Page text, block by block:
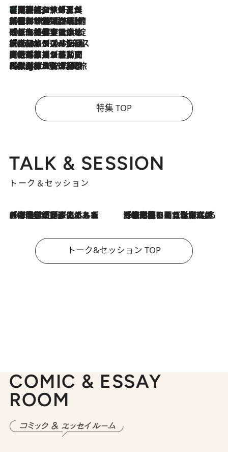
2026.8.7
【厳選旅コスメ】「多機能アイテムがメイン！」旅好き美容エディターが選んだ夏旅ベストコスメを発表【Mサイズジップ】
2026.8.6
「荷物が増えるほど旅ストレスは増す」美容ジャーナリストがたどり着いた最終結論。“化粧品を劇的に減らす”感動の凝縮美容とは
2026.8.6
「旅先には金髪ウィッグを持参」日本と同じメイクでは損してる!? 美容ジャーナリストが提案する“掟破りの旅美容”とは
2026.8.6
【厳選旅コスメ】「身軽さ＆UV対策重視！」ヘアアーティストshucoが選んだ夏旅ベストコスメを発表【Mサイズジップ】
2026.8.5
【厳選旅コスメ】国内をあちこち移動する河井菜摘が選んだ夏旅ベストコスメ発表！「リラックスアイテムはマスト」【Mサイズジップ】
2026.8.4
【厳選旅コスメ】「紫外線＆乾燥対策しながらメイク感も！」ヘア＆メイクGeorgeが選んだ夏旅ベストコスメを発表！【Mサイズジップ】
特集 TOP
TALK & SESSION
トーク＆セッション
2026.8.3
「今後値上げがあるとすれば…」「リスクがあるのは今年の冬」エネルギー専門家が語る、ホルムズ海峡封鎖が家庭にもたらす“ある心配” 2026.8.3
「住宅建てられない…」「サーチャージ料の高値が続いている」ホルムズ海峡封鎖による影響はいつまで続く？《エネルギー専門家に聞く“どうなる日本の暮らし”》
トーク&セッション TOP
COMIC & ESSAY
ROOM